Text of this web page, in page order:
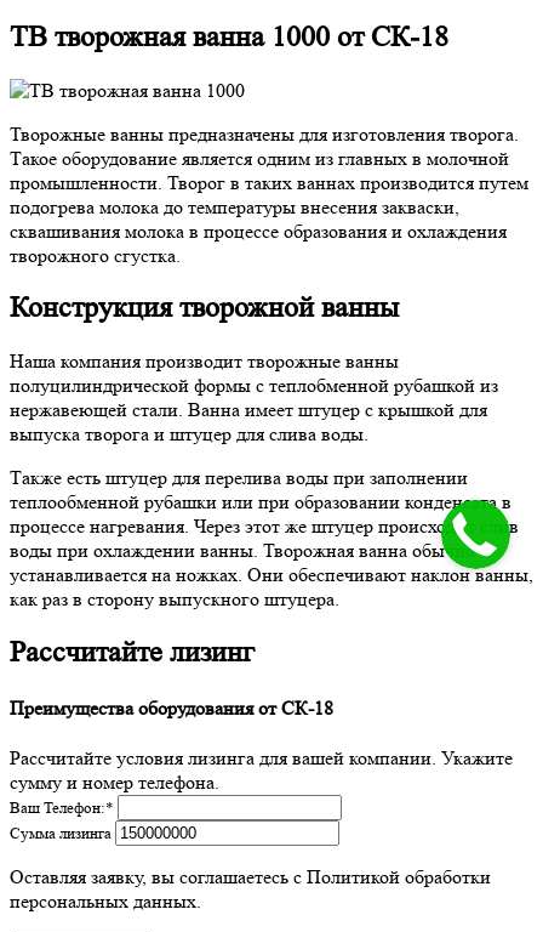
ТВ творожная ванна 1000 от СК-18
Творожные ванны предназначены для изготовления творога.
Такое оборудование является одним из главных в молочной
промышленности. Творог в таких ваннах производится путем
подогрева молока до температуры внесения закваски,
сквашивания молока в процессе образования и охлаждения
творожного сгустка.
Конструкция творожной ванны
Наша компания производит творожные ванны
полуцилиндрической формы с теплобменной рубашкой из
нержавеющей стали. Ванна имеет штуцер с крышкой для
выпуска творога и штуцер для слива воды.
Также есть штуцер для перелива воды при заполнении
теплообменной рубашки или при образовании конденсата в
процессе нагревания. Через этот же штуцер происходит слив
воды при охлаждении ванны. Творожная ванна обычно
устанавливается на ножках. Они обеспечивают наклон ванны,
как раз в сторону выпускного штуцера.
Рассчитайте лизинг
Преимущества оборудования от СК-18
Рассчитайте условия лизинга для вашей компании. Укажите
сумму и номер телефона.
Ваш Телефон:*
Сумма лизинга
Оставляя заявку, вы соглашаетесь с Политикой обработки
персональных данных.